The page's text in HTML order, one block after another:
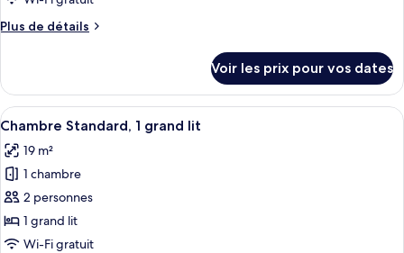
ville
chambre :
très
grand
lit
Plus de détails
Plus
le
type
de
Chambre
Standard,
très
grand
lit
Voir les prix pour vos dates
Afficher
toutes
les
photos
pour
ce
type
Une chambre d’hôtel avec un lit, un
4
Chambre Standard, 1 grand lit
19 m²
1 chambre
2 personnes
1 grand lit
Wi-Fi gratuit